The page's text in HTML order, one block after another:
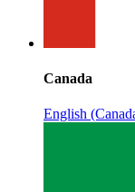
Canada
English